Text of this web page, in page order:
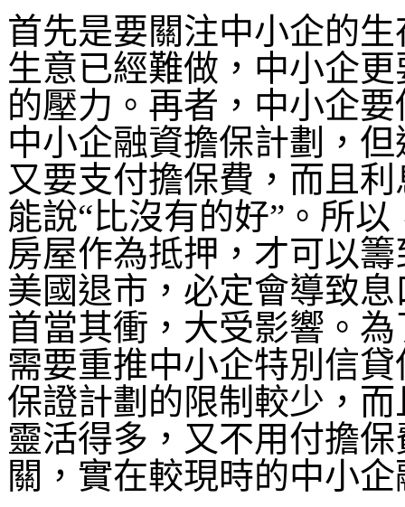
首先是要關注中小企的
生意已經難做，中小企
的壓力。再者，中小企
中小企融資擔保計劃，
又要支付擔保費，而且
能說“比沒有的好”。所
房屋作為抵押，才可以
美國退市，必定會導致
首當其衝，大受影響。
需要重推中小企特別信
保證計劃的限制較少，
靈活得多，又不用付擔
關，實在較現時的中小